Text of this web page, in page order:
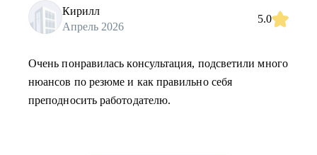
Кирилл
Апрель 2026
5.0
Очень понравилась консультация, подсветили много
нюансов по резюме и как правильно себя
преподносить работодателю.